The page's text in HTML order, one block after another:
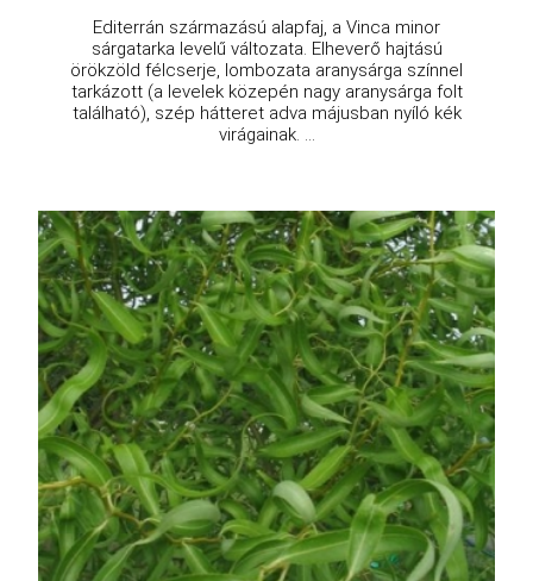
Editerrán származású alapfaj, a Vinca minor
sárgatarka levelű változata. Elheverő hajtású
örökzöld félcserje, lombozata aranysárga színnel
tarkázott (a levelek közepén nagy aranysárga folt
található), szép hátteret adva májusban nyíló kék
virágainak. ...